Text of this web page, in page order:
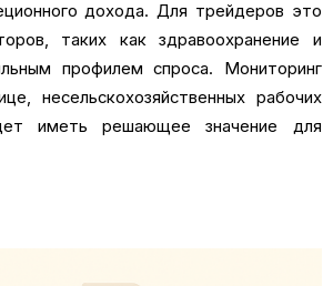
дохода. Для трейдеров это
таких как здравоохранение и
профилем спроса. Мониторинг
несельскохозяйственных рабочих
иметь решающее значение для